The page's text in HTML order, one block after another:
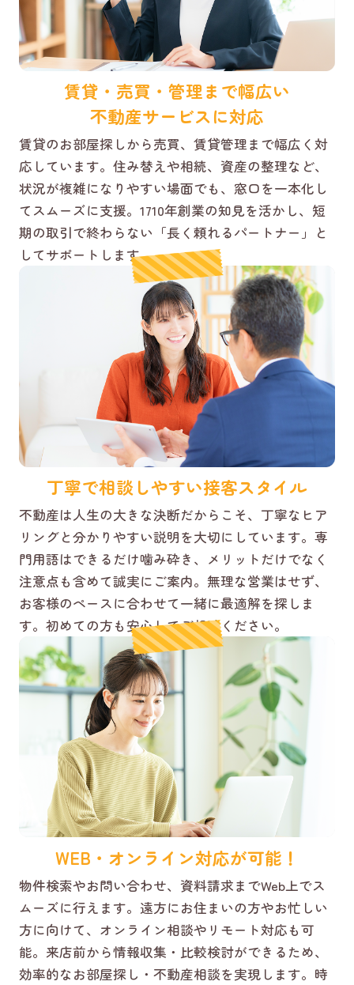
賃貸・売買・管理まで幅広い
不動産サービスに対応
賃貸のお部屋探しから売買、賃貸管理まで幅広く対
応しています。住み替えや相続、資産の整理など、
状況が複雑になりやすい場面でも、窓口を一本化し
てスムーズに支援。1710年創業の知見を活かし、短
期の取引で終わらない「長く頼れるパートナー」と
してサポートします。
丁寧で相談しやすい接客スタイル
不動産は人生の大きな決断だからこそ、丁寧なヒア
リングと分かりやすい説明を大切にしています。専
門用語はできるだけ噛み砕き、メリットだけでなく
注意点も含めて誠実にご案内。無理な営業はせず、
お客様のペースに合わせて一緒に最適解を探しま
す。初めての方も安心してご相談ください。
WEB・オンライン対応が可能！
物件検索やお問い合わせ、資料請求までWeb上でス
ムーズに行えます。遠方にお住まいの方やお忙しい
方に向けて、オンライン相談やリモート対応も可
能。来店前から情報収集・比較検討ができるため、
効率的なお部屋探し・不動産相談を実現します。時